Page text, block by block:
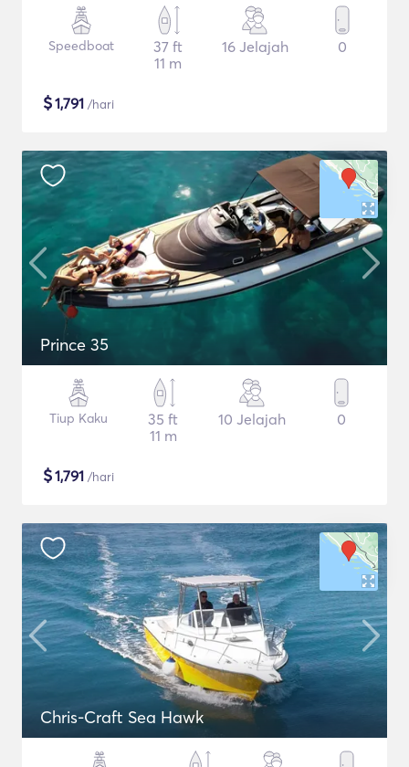
Speedboat
37 ft
11 m
16 Jelajah 0
$1,791 /hari
Prince 35
Tiup Kaku
35 ft
11 m
10 Jelajah 0
$1,791 /hari
Chris-Craft Sea Hawk